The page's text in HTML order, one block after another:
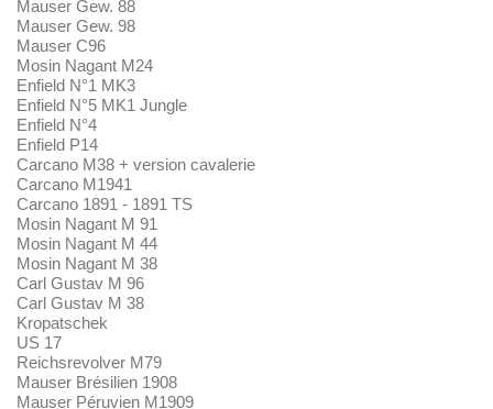
Mauser Gew. 88
Mauser Gew. 98
Mauser C96
Mosin Nagant M24
Enfield N°1 MK3
Enfield N°5 MK1 Jungle
Enfield N°4
Enfield P14
Carcano M38 + version cavalerie
Carcano M1941
Carcano 1891 - 1891 TS
Mosin Nagant M 91
Mosin Nagant M 44
Mosin Nagant M 38
Carl Gustav M 96
Carl Gustav M 38
Kropatschek
US 17
Reichsrevolver M79
Mauser Brésilien 1908
Mauser Péruvien M1909